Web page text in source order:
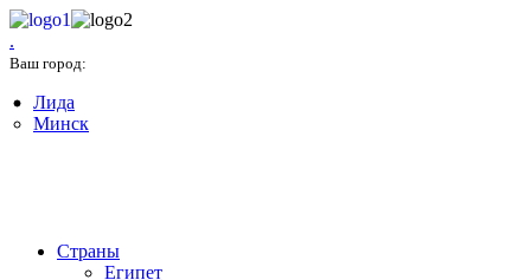
.
Ваш город:
Лида
Минск
Страны
Египет